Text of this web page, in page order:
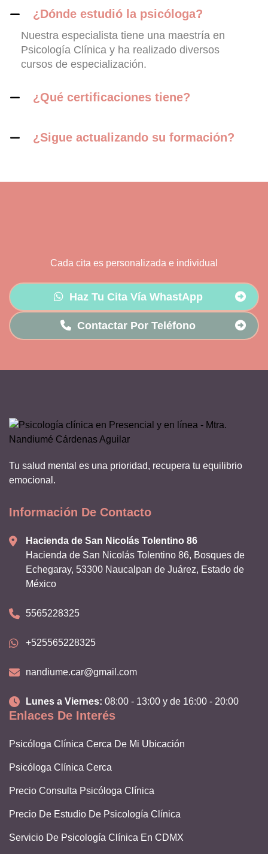
¿Dónde estudió la psicóloga?
Nuestra especialista tiene una maestría en
Psicología Clínica y ha realizado diversos
cursos de especialización.
¿Qué certificaciones tiene?
¿Sigue actualizando su formación?
Cada cita es personalizada e individual
Haz Tu Cita Vía WhastApp
Contactar Por Teléfono
Tu salud mental es una prioridad, recupera tu equilibrio
emocional.
Información De Contacto
Hacienda de San Nicolás Tolentino 86
Hacienda de San Nicolás Tolentino 86, Bosques de
Echegaray, 53300 Naucalpan de Juárez, Estado de
México
5565228325
+525565228325
nandiume.car@gmail.com
Lunes a Viernes: 08:00 - 13:00 y de 16:00 - 20:00
Enlaces De Interés
Psicóloga Clínica Cerca De Mi Ubicación
Psicóloga Clínica Cerca
Precio Consulta Psicóloga Clínica
Precio De Estudio De Psicología Clínica
Servicio De Psicología Clínica En CDMX